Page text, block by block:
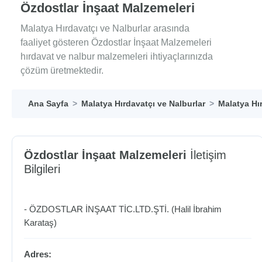
Özdostlar İnşaat Malzemeleri
Malatya Hırdavatçı ve Nalburlar arasında
faaliyet gösteren Özdostlar İnşaat Malzemeleri
hırdavat ve nalbur malzemeleri ihtiyaçlarınızda
çözüm üretmektedir.
Ana Sayfa Malatya Hırdavatçı ve Nalburlar Malatya
Özdostlar İnşaat Malzemeleri İletişim
Bilgileri
- ÖZDOSTLAR İNŞAAT TİC.LTD.ŞTİ. (Halil İbrahim
Karataş)
Adres: